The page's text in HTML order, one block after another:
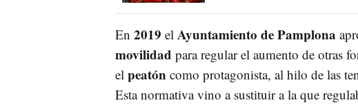
En 2019 el Ayuntamiento de Pamplona
movilidad para regular el aumento de otras
el peatóncomo protagonista, al hilo de las
Esta normativa vino a sustituir a la que